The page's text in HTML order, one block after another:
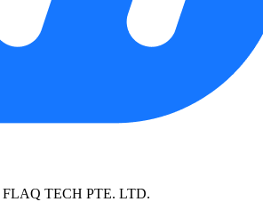
FLAQ TECH PTE. LTD.